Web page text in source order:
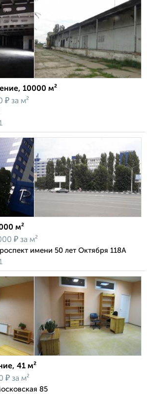
10000 м²
₽ за м²
м²
₽ за м²
имени 50 лет Октября 118А
41 м²
₽ за м²
85